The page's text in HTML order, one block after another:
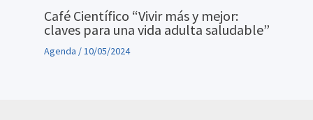
Café Científico “Vivir más y mejor:
claves para una vida adulta saludable”
Agenda /10/05/2024